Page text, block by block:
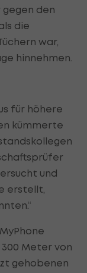
gegen den
die
war,
hinnehmen.
für höhere
kümmerte
und
erstellt,
Meter von
gehobenen